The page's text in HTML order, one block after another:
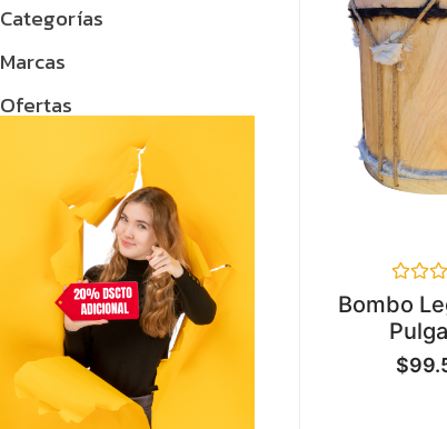
Categorías
Marcas
Ofertas
Valorado
en
0
5
Bombo
$